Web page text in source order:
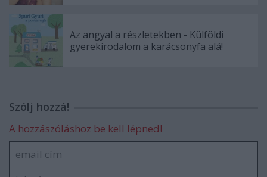
Az angyal a részletekben - Külföldi
gyerekirodalom a karácsonyfa alá!
Szólj hozzá!
A hozzászóláshoz be kell lépned!